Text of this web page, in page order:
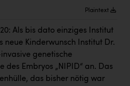
Plaintext
Als bis dato einziges Institut
neue Kinderwunsch Institut Dr.
genetische
des Embryos „NIPID“ an. Das
das bisher nötig war